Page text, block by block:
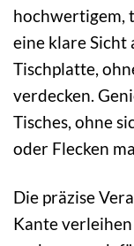
hochwertigem,
eine klare Sicht
Tischplatte,
verdecken.
Tisches, ohne
oder Flecken
Die präzise
Kante